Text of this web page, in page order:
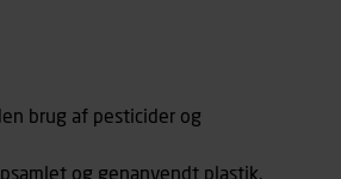
brug af pesticider og
og genanvendt plastik.